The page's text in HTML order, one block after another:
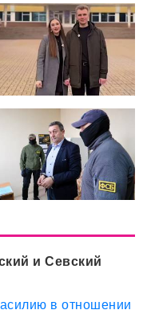
и Севский
в отношении